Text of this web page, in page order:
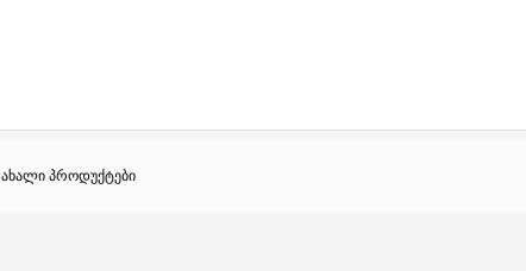
ახალი პროდუქტები